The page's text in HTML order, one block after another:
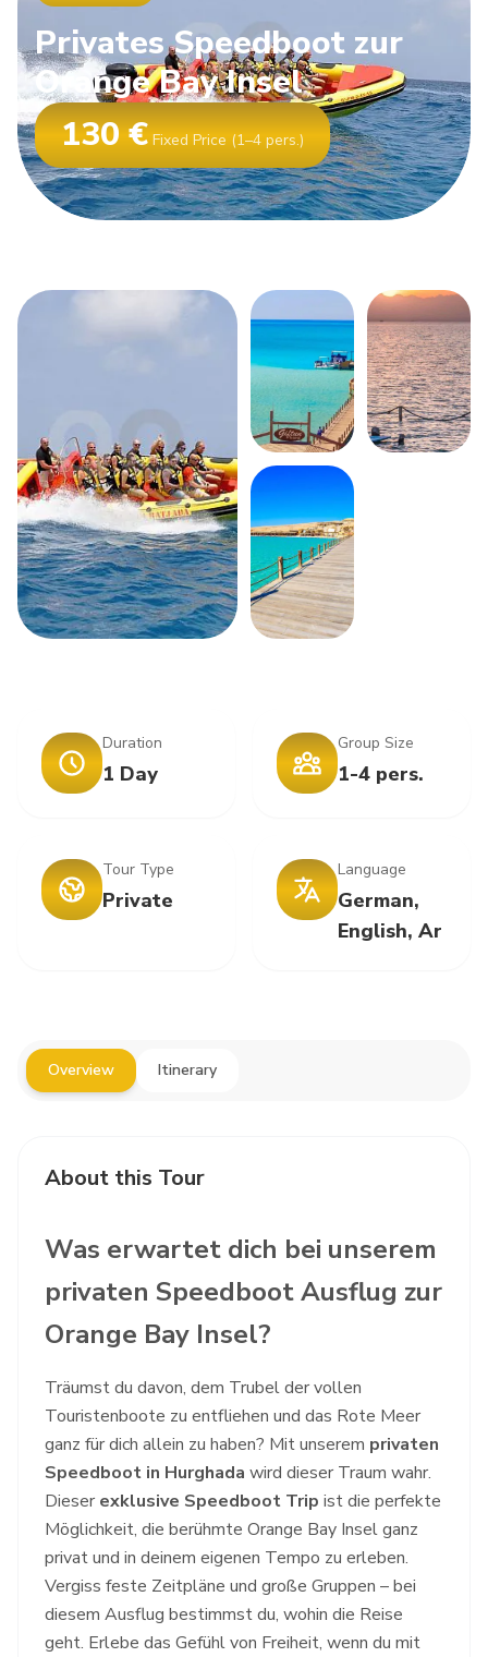
Privates Speedboot zur
OrangeBayInsel
130 € Fixed Price (1–4 pers.)
Duration
1 Day
Group Size
1-4 pers.
Tour Type
Private
Language
German,
English, Ar
Overview Itinerary
About this Tour
Was erwartet dich bei unserem
privaten Speedboot Ausflug zur
Orange Bay Insel?
Träumst du davon, dem Trubel der vollen
Touristenboote zu entfliehen und das Rote Meer
ganz für dich allein zu haben? Mit unserem privaten
Speedboot in Hurghada wird dieser Traum wahr.
Dieser exklusive Speedboot Trip ist die perfekte
Möglichkeit, die berühmte Orange Bay Insel ganz
privat und in deinem eigenen Tempo zu erleben.
Vergiss feste Zeitpläne und große Gruppen – bei
diesem Ausflug bestimmst du, wohin die Reise
geht. Erlebe das Gefühl von Freiheit, wenn du mit